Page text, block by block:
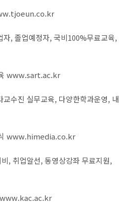
자, 졸업예정자, 국비100%무료교육,
www.sart.ac.kr
수진 실무교육, 다양한학과운영, 내
www.himedia.co.kr
, 취업알선, 동영상강좌 무료지원,
www.kac.ac.kr